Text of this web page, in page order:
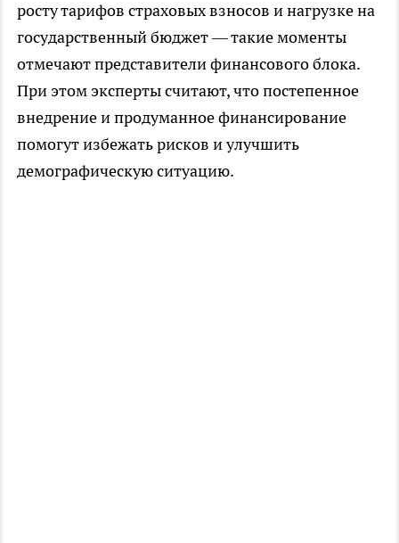
росту тарифов страховых взносов и нагрузке на
государственный бюджет — такие моменты
отмечают представители финансового блока.
При этом эксперты считают, что постепенное
внедрение и продуманное финансирование
помогут избежать рисков и улучшить
демографическую ситуацию.